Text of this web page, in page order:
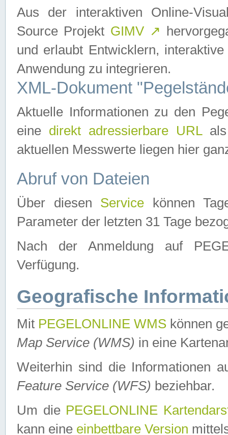
Aus der interaktiven Online-
Source Projekt GIMV ↗
und erlaubt Entwicklern,
Anwendung zu integrieren.
XML-Dokument
Aktuelle Informationen zu den
eine direkt adressierbare URLals
aktuellen Messwerte liegen hier
Abruf von Dateien
Über diesen Service können
Parameter der letzten 31 Tage
Nach der Anmeldung auf
Verfügung.
Geografische
Mit PEGELONLINE WMS können
Map Service (WMS) in eine
Weiterhin sind die Informationen
Feature Service (WFS) beziehbar.
Um die PEGELONLINE
kann eine einbettbare Version